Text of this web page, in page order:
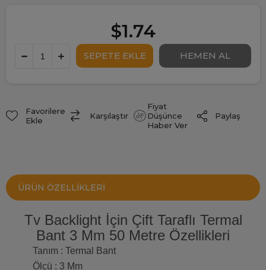
$1.74
Favorilere
Ekle
Karşılaştır
Fiyat
Düşünce
Haber Ver
Paylaş
ÜRÜN ÖZELLIKLERI
Tv Backlight İçin Çift Taraflı Termal
Bant 3 Mm 50 Metre Özellikleri
Tanım : Termal Bant
Ölçü : 3 Mm